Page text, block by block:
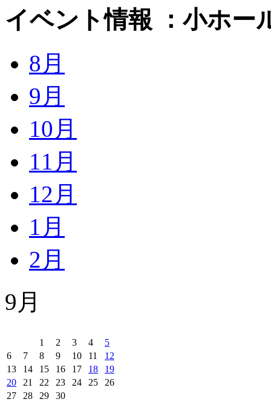
イベント情報 ：小ホー
8月
9月
10月
11月
12月
1月
2月
9月
1 2 3 4
5
6
7 8 9 10 11
12
13
14 15 16 17 18
19
20
21 22 23 24 25
26
27
28 29 30